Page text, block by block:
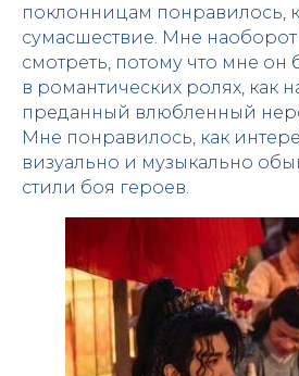
поклонницам понравилось,
сумасшествие. Мне
смотреть, потому что мне он
в романтических ролях, как
преданный влюбленный
Мне понравилось, как
визуально и музыкально
стили боя героев.